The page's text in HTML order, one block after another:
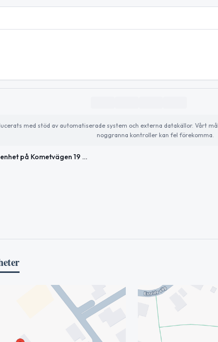
med stöd av automatiserade system och externa datakällor. Vårt
noggranna kontroller kan fel förekomma.
Lägenhet på Kometvägen 19 i Täby såld för 2 400 000kr